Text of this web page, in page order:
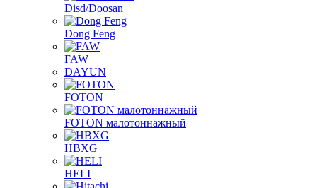
Disd/Doosan
Dong Feng
FAW
DAYUN
FOTON
FOTON малотоннажный
HBXG
HELI